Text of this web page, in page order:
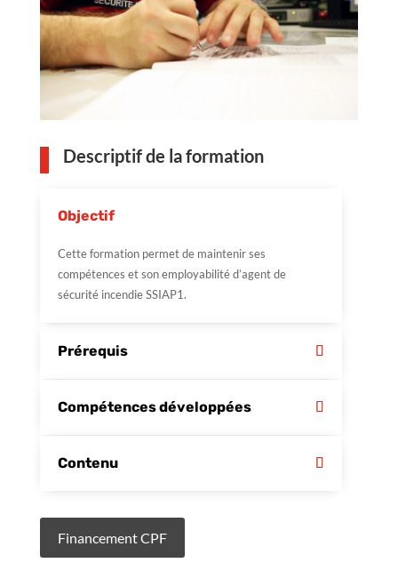
Descriptif de la formation
Objectif
Cette formation permet de maintenir ses
compétences et son employabilité d’agent de
sécurité incendie SSIAP1.
Prérequis
Compétences développées
Contenu
Financement CPF